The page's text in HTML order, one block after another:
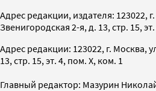
Адрес редакции, издателя: 123022,
Звенигородская 2-я, д. 13, стр. 15,
Адрес редакции: 123022, г. Москва,
13, стр. 15, эт. 4, пом. X, ком. 1
Главный редактор: Мазурин